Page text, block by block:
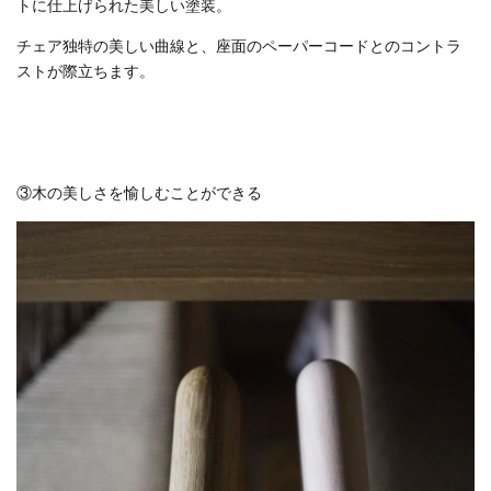
トに仕上げられた美しい塗装。
チェア独特の美しい曲線と、座面のペーパーコードとのコントラ
ストが際立ちます。
③木の美しさを愉しむことができる